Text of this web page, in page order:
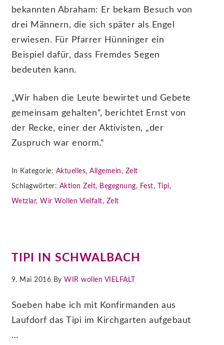
bekannten Abraham: Er bekam Besuch von
drei Männern, die sich später als Engel
erwiesen. Für Pfarrer Hünninger ein
Beispiel dafür, dass Fremdes Segen
bedeuten kann.
„Wir haben die Leute bewirtet und Gebete
gemeinsam gehalten“, berichtet Ernst von
der Recke, einer der Aktivisten, „der
Zuspruch war enorm.“
In Kategorie: Aktuelles, Allgemein , Zelt
Schlagwörter: Aktion Zelt, Begegnung, Fest, Tipi,
Wetzlar, Wir Wollen Vielfalt, Zelt
TIPI IN SCHWALBACH
9. Mai 2016 By WIR wollen VIELFALT
Soeben habe ich mit Konfirmanden aus
Laufdorf das Tipi im Kirchgarten aufgebaut
…